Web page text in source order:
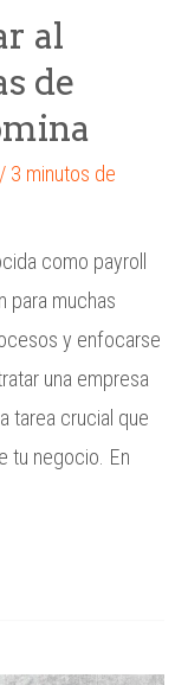
al
de
/ 3 minutos de
como payroll
para muchas
y enfocarse
una empresa
tarea crucial que
tu negocio. En